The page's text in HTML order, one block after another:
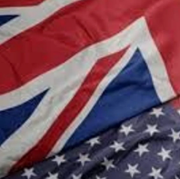
Bilim ve Teknoloji
Çin Fuarları
Gündem
Video